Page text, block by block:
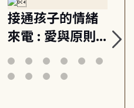
接通孩子的情緒
來電 : 愛與原則,
建立教養的安定
節奏 22個行動練
關